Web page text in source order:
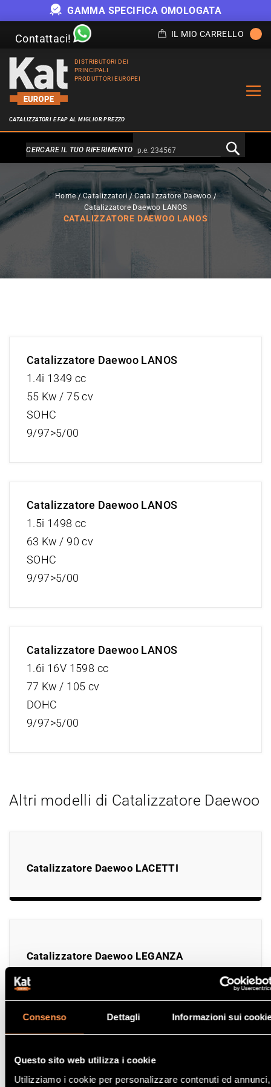
Consenso Dettagli Informazioni sui
Questo sito web utilizza i cookie
Utilizziamo i cookie per personalizzare contenuti ed annunci,
GAMMA SPECIFICA OMOLOGATA
Contattaci! IL MIO CARRELLO
DISTRIBUTORI DEI
PRINCIPALI
PRODUTTORI EUROPEI
CATALIZZATORI E FAP AL MIGLIOR PREZZO
Alternativa a Doofinder
CERCARE IL TUO RIFERIMENTO
Home Catalizzatori Catalizzatore Daewoo
Catalizzatore Daewoo LANOS
CATALIZZATORE DAEWOO LANOS
Catalizzatore Daewoo LANOS
1.4i 1349 cc
55 Kw / 75 cv
SOHC
9/97>5/00
Catalizzatore Daewoo LANOS
1.5i 1498 cc
63 Kw / 90 cv
SOHC
9/97>5/00
Catalizzatore Daewoo LANOS
1.6i 16V 1598 cc
77 Kw / 105 cv
DOHC
9/97>5/00
Altri modelli di Catalizzatore Daewoo
Catalizzatore Daewoo LACETTI
Catalizzatore Daewoo LEGANZA